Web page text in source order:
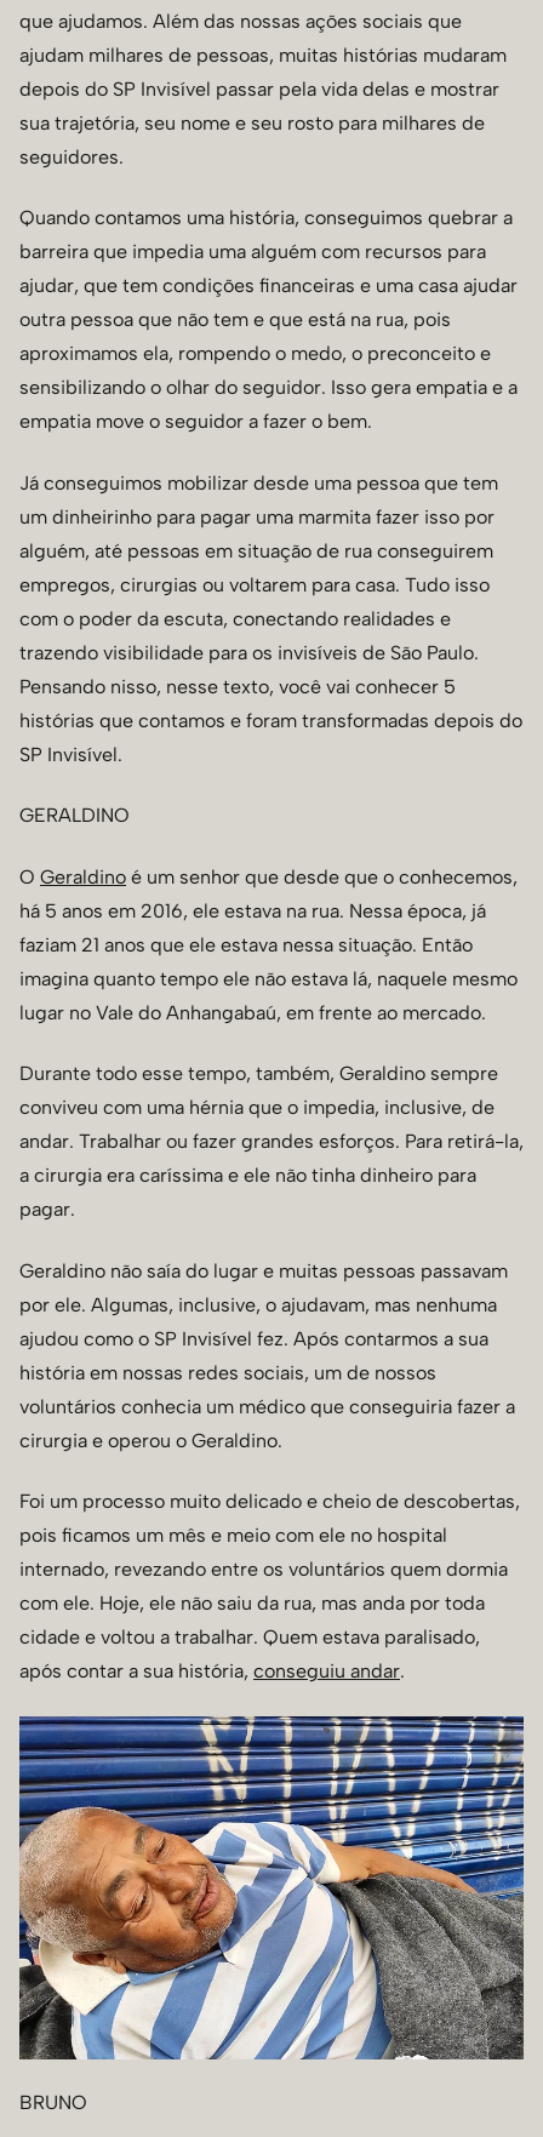
que ajudamos. Além das nossas ações sociais que
ajudam milhares de pessoas, muitas histórias mudaram
depois do SP Invisível passar pela vida delas e mostrar
sua trajetória, seu nome e seu rosto para milhares de
seguidores.
Quando contamos uma história, conseguimos quebrar a
barreira que impedia uma alguém com recursos para
ajudar, que tem condições financeiras e uma casa ajudar
outra pessoa que não tem e que está na rua, pois
aproximamos ela, rompendo o medo, o preconceito e
sensibilizando o olhar do seguidor. Isso gera empatia e a
empatia move o seguidor a fazer o bem.
Já conseguimos mobilizar desde uma pessoa que tem
um dinheirinho para pagar uma marmita fazer isso por
alguém, até pessoas em situação de rua conseguirem
empregos, cirurgias ou voltarem para casa. Tudo isso
com o poder da escuta, conectando realidades e
trazendo visibilidade para os invisíveis de São Paulo.
Pensando nisso, nesse texto, você vai conhecer 5
histórias que contamos e foram transformadas depois do
SP Invisível.
GERALDINO
O Geraldino é um senhor que desde que o conhecemos,
há 5 anos em 2016, ele estava na rua. Nessa época, já
faziam 21 anos que ele estava nessa situação. Então
imagina quanto tempo ele não estava lá, naquele mesmo
lugar no Vale do Anhangabaú, em frente ao mercado.
Durante todo esse tempo, também, Geraldino sempre
conviveu com uma hérnia que o impedia, inclusive, de
andar. Trabalhar ou fazer grandes esforços. Para retirá-la,
a cirurgia era caríssima e ele não tinha dinheiro para
pagar.
Geraldino não saía do lugar e muitas pessoas passavam
por ele. Algumas, inclusive, o ajudavam, mas nenhuma
ajudou como o SP Invisível fez. Após contarmos a sua
história em nossas redes sociais, um de nossos
voluntários conhecia um médico que conseguiria fazer a
cirurgia e operou o Geraldino.
Foi um processo muito delicado e cheio de descobertas,
pois ficamos um mês e meio com ele no hospital
internado, revezando entre os voluntários quem dormia
com ele. Hoje, ele não saiu da rua, mas anda por toda
cidade e voltou a trabalhar. Quem estava paralisado,
após contar a sua história, conseguiu andar.
BRUNO